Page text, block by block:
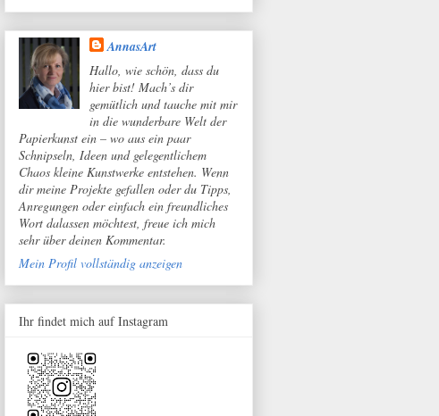
AnnasArt
Hallo, wie schön, dass du
hier bist! Mach’s dir
gemütlich und tauche mit mir
in die wunderbare Welt der
Papierkunst ein – wo aus ein paar
Schnipseln, Ideen und gelegentlichem
Chaos kleine Kunstwerke entstehen. Wenn
dir meine Projekte gefallen oder du Tipps,
Anregungen oder einfach ein freundliches
Wort dalassen möchtest, freue ich mich
sehr über deinen Kommentar.
Mein Profil vollständig anzeigen
Ihr findet mich auf Instagram